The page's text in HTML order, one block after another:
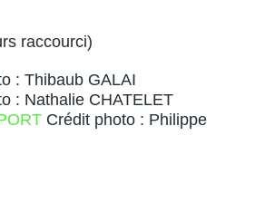
raccourci)
: Thibaub GALAI
: Nathalie CHATELET
Crédit photo : Philippe